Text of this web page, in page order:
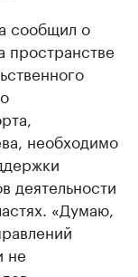
сообщил о
пространстве
необходимо
деятельности
«Думаю,
не